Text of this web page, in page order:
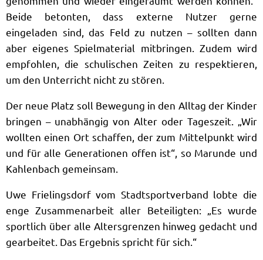
Beide betonten, dass externe Nutzer gerne
eingeladen sind, das Feld zu nutzen – sollten dann
aber eigenes Spielmaterial mitbringen. Zudem wird
empfohlen, die schulischen Zeiten zu respektieren,
um den Unterricht nicht zu stören.
Der neue Platz soll Bewegung in den Alltag der Kinder
bringen – unabhängig von Alter oder Tageszeit. „Wir
wollten einen Ort schaffen, der zum Mittelpunkt wird
und für alle Generationen offen ist“, so Marunde und
Kahlenbach gemeinsam.
Uwe Frielingsdorf vom Stadtsportverband lobte die
enge Zusammenarbeit aller Beteiligten: „Es wurde
sportlich über alle Altersgrenzen hinweg gedacht und
gearbeitet. Das Ergebnis spricht für sich.“